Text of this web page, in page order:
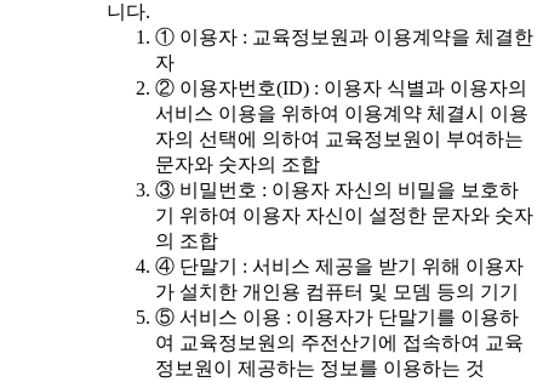
니다.
① 이용자 : 교육정보원과 이용계약을 체결한
자
② 이용자번호(ID) : 이용자 식별과 이용자의
서비스 이용을 위하여 이용계약 체결시 이용
자의 선택에 의하여 교육정보원이 부여하는
문자와 숫자의 조합
③ 비밀번호 : 이용자 자신의 비밀을 보호하
기 위하여 이용자 자신이 설정한 문자와 숫자
의 조합
④ 단말기 : 서비스 제공을 받기 위해 이용자
가 설치한 개인용 컴퓨터 및 모뎀 등의 기기
⑤ 서비스 이용 : 이용자가 단말기를 이용하
여 교육정보원의 주전산기에 접속하여 교육
정보원이 제공하는 정보를 이용하는 것